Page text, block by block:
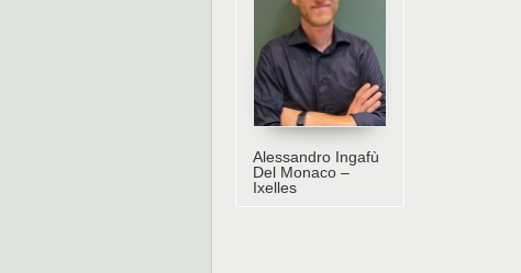
Alessandro Ingafù
Del Monaco –
Ixelles